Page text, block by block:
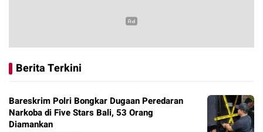
Berita Terkini
Bareskrim Polri Bongkar Dugaan Peredaran
Narkoba di Five Stars Bali, 53 Orang
Diamankan